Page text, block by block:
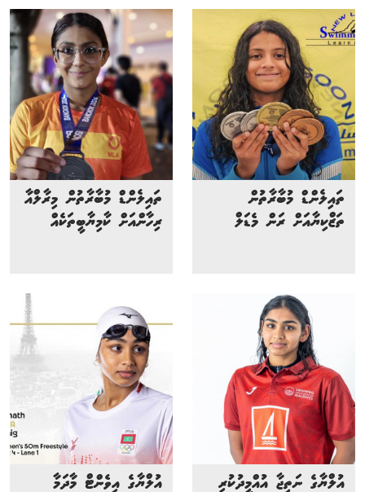
ތައިލެންޑް މުބާރާތުން
ތަޒްކިޔާއަށް ރަން މެޑަލް
ތައިލެންޑް މުބާރާތުން މިރާލްއާ
ރިހާންއަށް ކާމިޔާބީތަކެއް
އުލްޔާގެ ނަތީޖާ އުއްމީދުކުރި
އުލްޔާގެ އިވެންޓް މާދަމާ